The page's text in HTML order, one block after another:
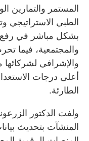
المستمر والتمارين
الطبي الاستراتيجي
بشكل مباشر في رفع
والمجتمعية، فيما
والإشرافي
أعلى درجات
الطارئة.
ولفت الدكتور
المنشآت بتحديث